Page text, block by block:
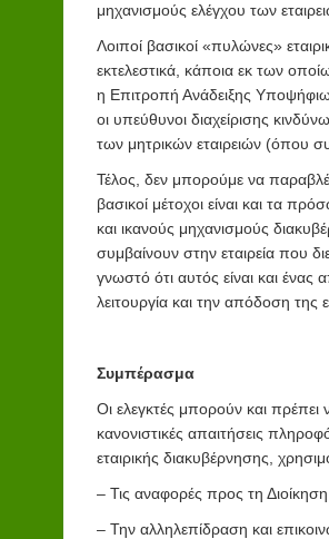
μηχανισμούς ελέγχου των
Λοιποί βασικοί «πυλώνες»
εκτελεστικά, κάποια εκ των
η Επιτροπή Ανάδειξης
οι υπεύθυνοι διαχείρισης
των μητρικών εταιρειών (όπου
Τέλος, δεν μπορούμε να
βασικοί μέτοχοι είναι και τα
και ικανούς μηχανισμούς
συμβαίνουν στην εταιρεία που
γνωστό ότι αυτός είναι και
λειτουργία και την απόδοση της
Συμπέρασμα
Οι ελεγκτές μπορούν και πρέπει
κανονιστικές απαιτήσεις
εταιρικής διακυβέρνησης,
– Τις αναφορές προς τη Διοίκηση
– Την αλληλεπίδραση και